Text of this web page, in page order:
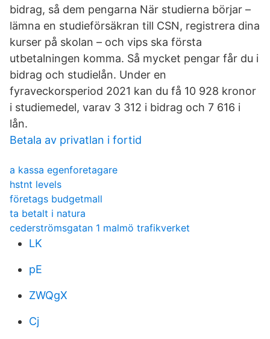
bidrag, så dem pengarna När studierna börjar –
lämna en studieförsäkran till CSN, registrera dina
kurser på skolan – och vips ska första
utbetalningen komma. Så mycket pengar får du i
bidrag och studielån. Under en
fyraveckorsperiod 2021 kan du få 10 928 kronor
i studiemedel, varav 3 312 i bidrag och 7 616 i
lån.
Betala av privatlan i fortid
a kassa egenforetagare
hstnt levels
företags budgetmall
ta betalt i natura
cederströmsgatan 1 malmö trafikverket
LK
pE
ZWQgX
Cj